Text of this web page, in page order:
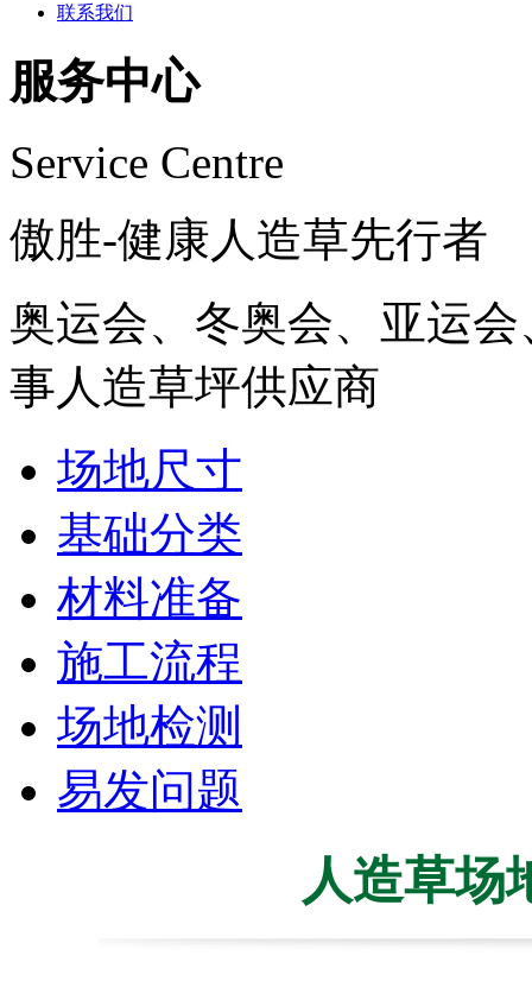
联系我们
服务中心
Service Centre
傲胜-健康人造草先行者
奥运会、冬奥会、亚运
事人造草坪供应商
场地尺寸
基础分类
材料准备
施工流程
场地检测
易发问题
人造草场